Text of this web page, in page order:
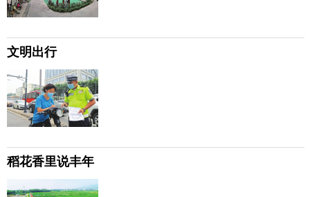
文明出行
稻花香里说丰年